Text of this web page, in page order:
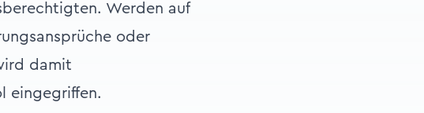
Werden auf
oder
damit
eingegriffen.